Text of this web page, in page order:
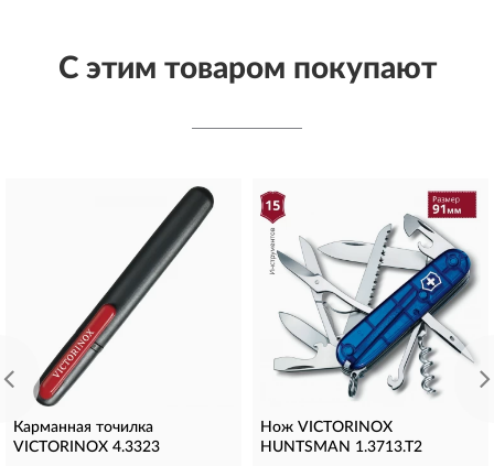
С этим товаром покупают
Карманная точилка
VICTORINOX 4.3323
Нож VICTORINOX
HUNTSMAN 1.3713.T2